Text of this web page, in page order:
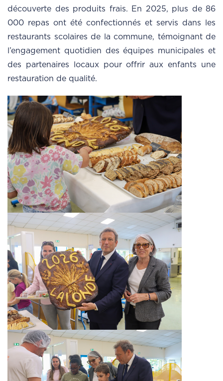
découverte des produits frais. En 2025, plus de 86
000 repas ont été confectionnés et servis dans les
restaurants scolaires de la commune, témoignant de
l’engagement quotidien des équipes municipales et
des partenaires locaux pour offrir aux enfants une
restauration de qualité.